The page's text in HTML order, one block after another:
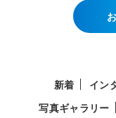
新着 イン
写真ギャラリー